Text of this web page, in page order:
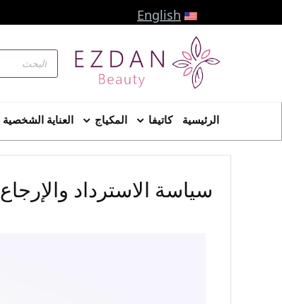
English
الرئيسية كاتيفا المكياج العناية الشخصية
سياسة الاسترداد والإرجاع